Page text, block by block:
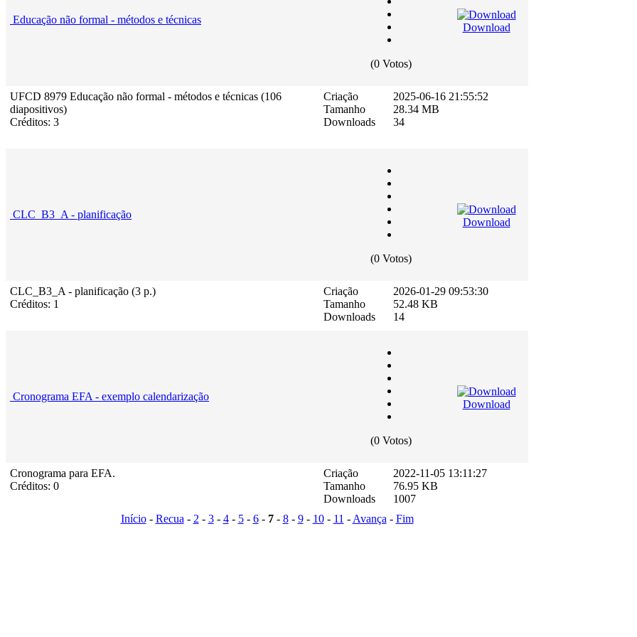
Educação não formal - métodos e técnicas
(0 Votos)
Download
UFCD 8979 Educação não formal - métodos e técnicas (106
diapositivos)
Créditos: 3
Criação
Tamanho
Downloads
2025-06-16 21:55:52
28.34 MB
34
CLC_B3_A - planificação
(0 Votos)
Download
CLC_B3_A - planificação (3 p.)
Créditos: 1
Criação
Tamanho
Downloads
2026-01-29 09:53:30
52.48 KB
14
Cronograma EFA - exemplo calendarização
(0 Votos)
Download
Cronograma para EFA.
Créditos: 0
Criação
Tamanho
Downloads
2022-11-05 13:11:27
76.95 KB
1007
Início- Recua- 2- 3- 4- 5- 6- 7- 8- 9- 10- 11 -Avança- Fim